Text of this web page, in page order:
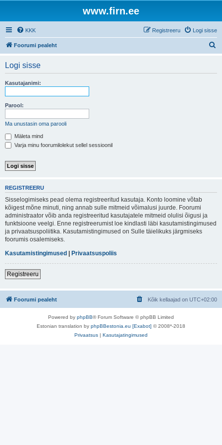
www.firn.ee
KKK Logi sisse
Registreeru
Foorumi pealeht
Logi sisse
Kasutajanimi:
Parool:
Ma unustasin oma parooli
Mäleta mind
Varja minu foorumilolekut sellel sessioonil
REGISTREERU
Sisselogimiseks pead olema registreeritud kasutaja. Konto loomine võtab
kõigest mõne minuti, ning annab sulle mitmeid võimalusi juurde. Foorumi
administraator võib anda registreeritud kasutajatele mitmeid olulisi õigusi ja
funktsioone veelgi. Enne registreerumist loe kindlasti läbi kasutamistingimused
ja privaatsuspoliitika. Kasutamistingimused on Sulle täielikuks järgmiseks
foorumis osalemiseks.
Kasutamistingimused | Privaatsuspoliis
Registreeru
Foorumi pealeht Kõik kellaajad on UTC+02:00
Powered by phpBB® Forum Software © phpBB Limited
Estonian translation by phpBBestonia.eu [Exabot] © 2008*-2018
Privaatsus | Kasutajatingimused